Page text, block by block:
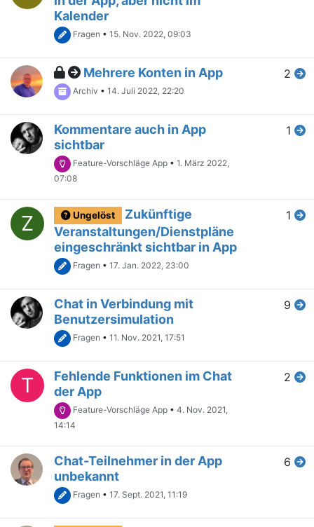
Kalender
Fragen • 15. Nov. 2022, 09:03
Mehrere Konten in App
Archiv • 14. Juli 2022, 22:20
2
Kommentare auch in App
sichtbar
Feature-Vorschläge App • 1. März 2022,
07:08
1
Z Ungelöst
Zukünftige
Veranstaltungen/Dienstpläne
eingeschränkt sichtbar in App
Fragen • 17. Jan. 2022, 23:00
1
Chat in Verbindung mit
Benutzersimulation
Fragen • 11. Nov. 2021, 17:51
9
T
Fehlende Funktionen im Chat
der App
Feature-Vorschläge App • 4. Nov. 2021,
14:14
2
Chat-Teilnehmer in der App
unbekannt
Fragen • 17. Sept. 2021, 11:19
6